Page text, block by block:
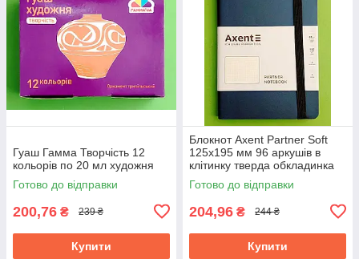
Гуаш Гамма Творчість 12
кольорів по 20 мл художня
Готово до відправки
200,76 ₴ 239 ₴
Купити
Блокнот Axent Partner Soft
125х195 мм 96 аркушів в
клітинку тверда обкладинка
синій
Готово до відправки
204,96 ₴ 244 ₴
Купити